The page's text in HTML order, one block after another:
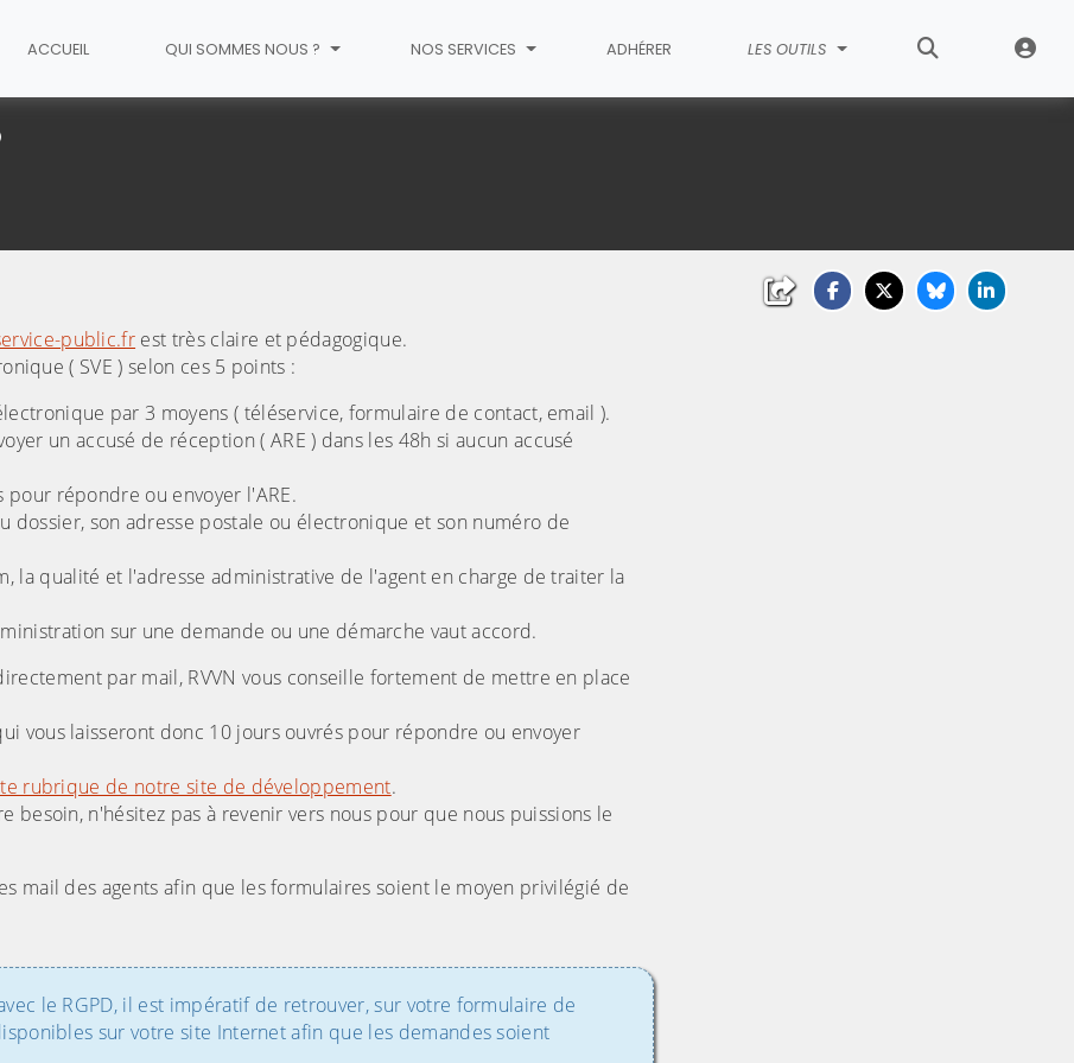
ACCUEIL QUI SOMMES NOUS ? NOS SERVICES ADHÉRER LES OUTILS
public.fr est très claire et pédagogique.
( SVE ) selon ces 5 points :
par 3 moyens ( téléservice, formulaire de contact, email ).
un accusé de réception ( ARE ) dans les 48h si aucun accusé
pour répondre ou envoyer l'ARE.
dossier, son adresse postale ou électronique et son numéro de
la qualité et l'adresse administrative de l'agent en charge de traiter la
sur une demande ou une démarche vaut accord.
par mail, RVVN vous conseille fortement de mettre en place
vous laisseront donc 10 jours ouvrés pour répondre ou envoyer
rubrique de notre site de développement.
besoin, n'hésitez pas à revenir vers nous pour que nous puissions le
mail des agents afin que les formulaires soient le moyen privilégié de
le RGPD, il est impératif de retrouver, sur votre formulaire de
sur votre site Internet afin que les demandes soient